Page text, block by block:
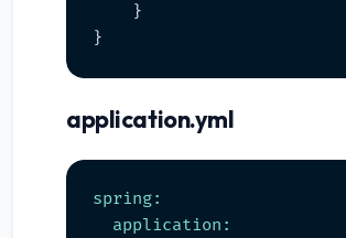
    }
application.yml
spring:
application: